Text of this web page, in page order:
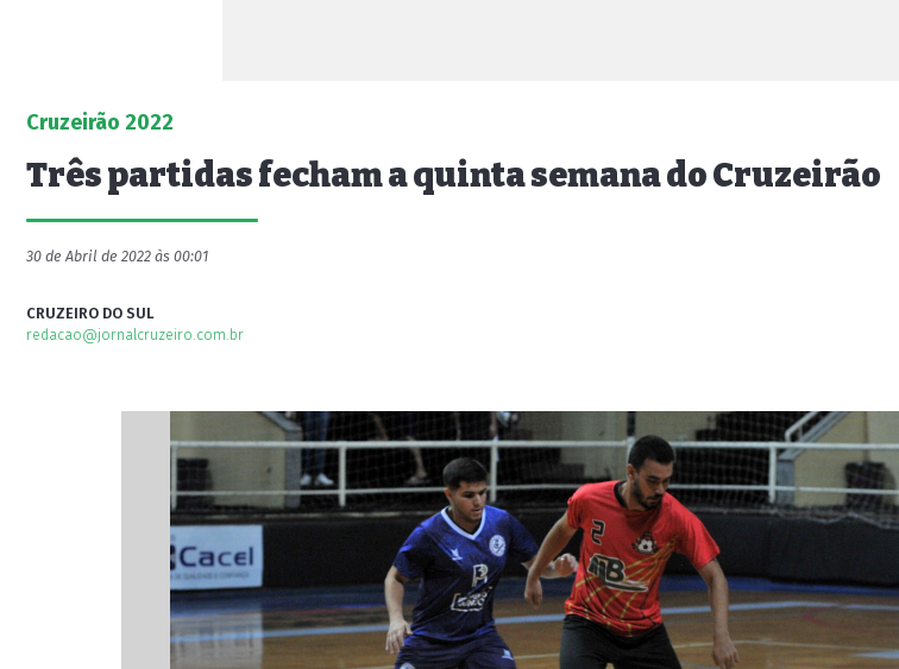
Cruzeirão 2022
Três partidas fecham a quinta semana do Cruzeirão
30 de Abril de 2022 às 00:01
CRUZEIRO DO SUL
redacao@jornalcruzeiro.com.br